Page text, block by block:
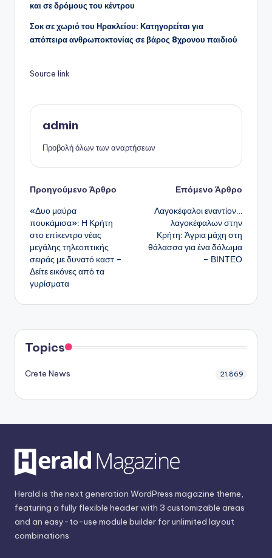
και σε δρόμους του κέντρου
Σοκ σε χωριό του Ηρακλείου: Κατηγορείται για
απόπειρα ανθρωποκτονίας σε βάρος 8χρονου παιδιού
Source link
admin
Προβολή όλων των αναρτήσεων
Πλοήγηση
δημοσιεύσεων
Προηγούμενο Άρθρο
«Δυο μαύρα
πουκάμισα»: Η Κρήτη
στο επίκεντρο νέας
μεγάλης τηλεοπτικής
σειράς με δυνατό καστ –
Δείτε εικόνες από τα
γυρίσματα
Επόμενο Άρθρο
Λαγοκέφαλοι εναντίον…
λαγοκέφαλων στην
Κρήτη: Άγρια μάχη στη
θάλασσα για ένα δόλωμα
– ΒΙΝΤΕΟ
Topics
Crete News 21,869
Herald is the next generation WordPress magazine theme,
featuring a fully flexible header with 3 customizable areas
and an easy-to-use module builder for unlimited layout
combinations